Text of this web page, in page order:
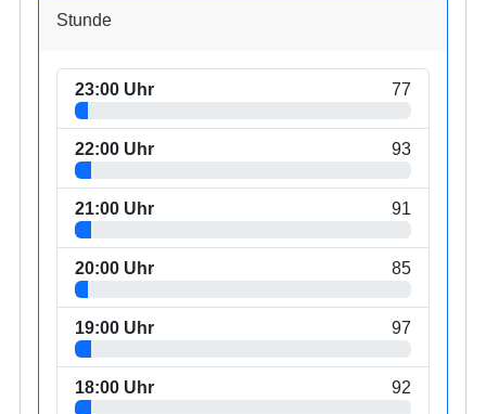
Stunde
23:00 Uhr 77
22:00 Uhr 93
21:00 Uhr 91
20:00 Uhr 85
19:00 Uhr 97
18:00 Uhr 92